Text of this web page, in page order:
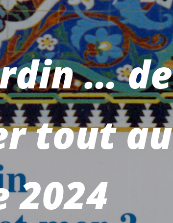
… de
tout au
2024